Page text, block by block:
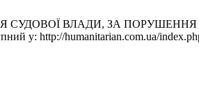
СУДОВОЇ ВЛАДИ, ЗА ПОРУШЕННЯ
у: http://humanitarian.com.ua/